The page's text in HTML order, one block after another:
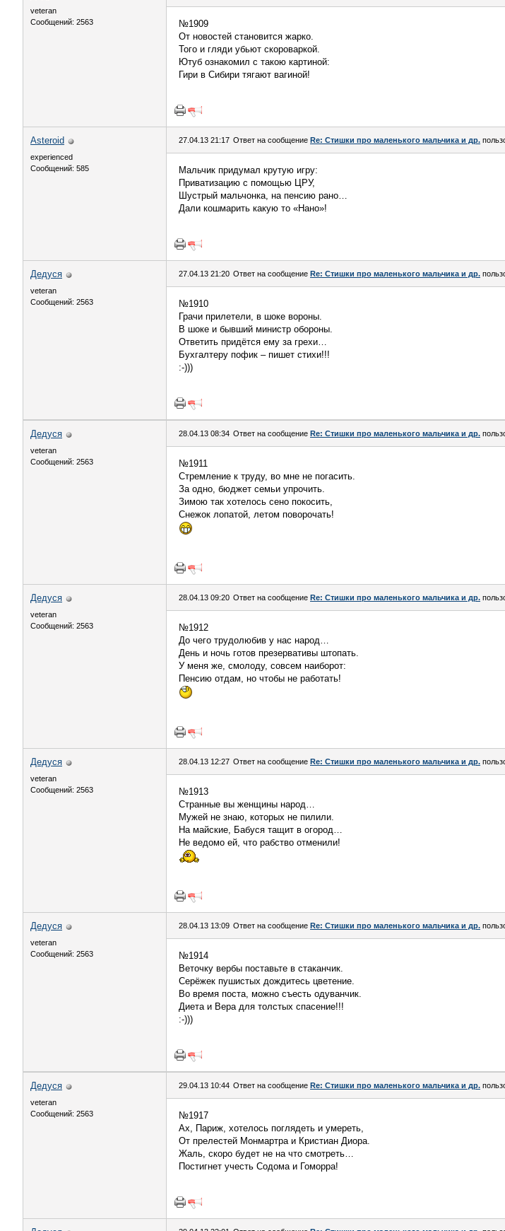
veteran
Сообщений: 2563
№1909
От новостей становится жарко.
Того и гляди убьют скороваркой.
Ютуб ознакомил с такою картиной:
Гири в Сибири тягают вагиной!
Asteroid
experienced
Сообщений: 585
27.04.13 21:17 Ответ на сообщение Re: Стишки про маленького мальчика и др.
Мальчик придумал крутую игру:
Приватизацию с помощью ЦРУ,
Шустрый мальчонка, на пенсию рано…
Дали кошмарить какую то «Нано»!
Дедуся
veteran
Сообщений: 2563
27.04.13 21:20 Ответ на сообщение Re: Стишки про маленького мальчика и др.
№1910
Грачи прилетели, в шоке вороны.
В шоке и бывший министр обороны.
Ответить придётся ему за грехи…
Бухгалтеру пофик – пишет стихи!!!
:-)))
Дедуся
veteran
Сообщений: 2563
28.04.13 08:34 Ответ на сообщение Re: Стишки про маленького мальчика и др.
№1911
Стремление к труду, во мне не погасить.
За одно, бюджет семьи упрочить.
Зимою так хотелось сено покосить,
Снежок лопатой, летом поворочать!
Дедуся
veteran
Сообщений: 2563
28.04.13 09:20 Ответ на сообщение Re: Стишки про маленького мальчика и др.
№1912
До чего трудолюбив у нас народ…
День и ночь готов презервативы штопать.
У меня же, смолоду, совсем наиборот:
Пенсию отдам, но чтобы не работать!
Дедуся
veteran
Сообщений: 2563
28.04.13 12:27 Ответ на сообщение Re: Стишки про маленького мальчика и др.
№1913
Странные вы женщины народ…
Мужей не знаю, которых не пилили.
На майские, Бабуся тащит в огород…
Не ведомо ей, что рабство отменили!
Дедуся
veteran
Сообщений: 2563
28.04.13 13:09 Ответ на сообщение Re: Стишки про маленького мальчика и др.
№1914
Веточку вербы поставьте в стаканчик.
Серёжек пушистых дождитесь цветение.
Во время поста, можно съесть одуванчик.
Диета и Вера для толстых спасение!!!
:-)))
Дедуся
veteran
Сообщений: 2563
29.04.13 10:44 Ответ на сообщение Re: Стишки про маленького мальчика и др.
№1917
Ах, Париж, хотелось поглядеть и умереть,
От прелестей Монмартра и Кристиан Диора.
Жаль, скоро будет не на что смотреть…
Постигнет учесть Содома и Гоморра!